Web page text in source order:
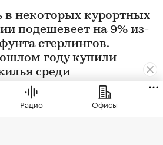
некоторых курортных
подешевеет на 9% из-
стерлингов.
году купили
среди
доля составила 21%
Радио Офисы